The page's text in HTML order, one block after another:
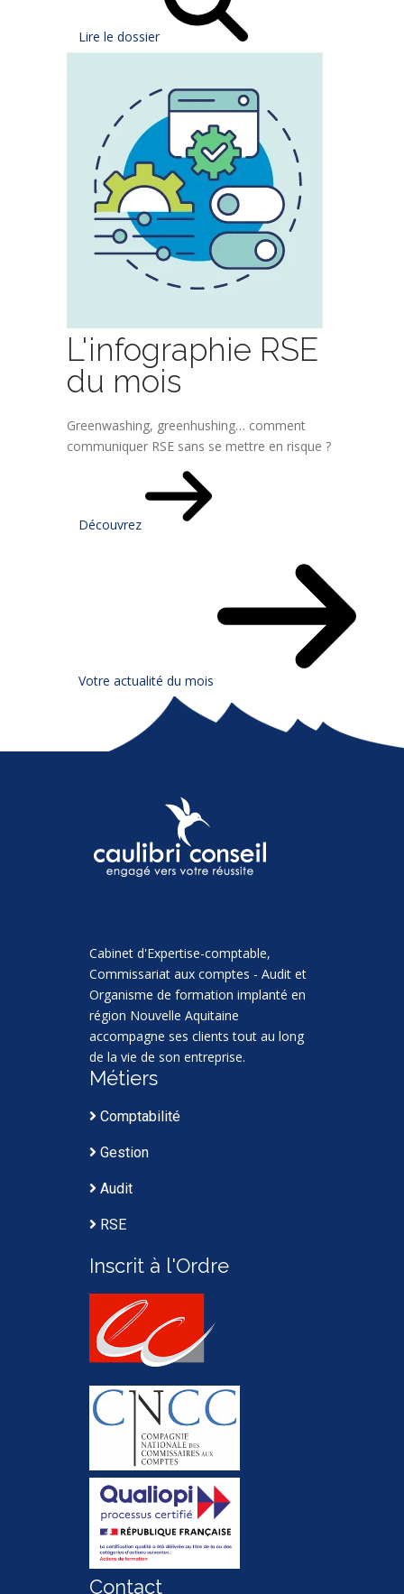
Lire le dossier
L'infographie RSE
du mois
Greenwashing, greenhushing… comment
communiquer RSE sans se mettre en risque ?
Découvrez
Votre actualité du mois
Cabinet d'Expertise-comptable,
Commissariat aux comptes - Audit et
Organisme de formation implanté en
région Nouvelle Aquitaine
accompagne ses clients tout au long
de la vie de son entreprise.
Métiers
Comptabilité
Gestion
Audit
RSE
Inscrit à l'Ordre
Contact